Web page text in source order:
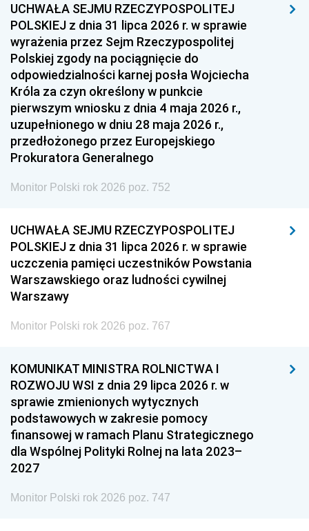
UCHWAŁA SEJMU RZECZYPOSPOLITEJ
POLSKIEJ z dnia 31 lipca 2026 r. w sprawie
wyrażenia przez Sejm Rzeczypospolitej
Polskiej zgody na pociągnięcie do
odpowiedzialności karnej posła Wojciecha
Króla za czyn określony w punkcie
pierwszym wniosku z dnia 4 maja 2026 r.,
uzupełnionego w dniu 28 maja 2026 r.,
przedłożonego przez Europejskiego
Prokuratora Generalnego
Monitor Polski rok 2026 poz. 752
UCHWAŁA SEJMU RZECZYPOSPOLITEJ
POLSKIEJ z dnia 31 lipca 2026 r. w sprawie
uczczenia pamięci uczestników Powstania
Warszawskiego oraz ludności cywilnej
Warszawy
Monitor Polski rok 2026 poz. 767
KOMUNIKAT MINISTRA ROLNICTWA I
ROZWOJU WSI z dnia 29 lipca 2026 r. w
sprawie zmienionych wytycznych
podstawowych w zakresie pomocy
finansowej w ramach Planu Strategicznego
dla Wspólnej Polityki Rolnej na lata 2023–
2027
Monitor Polski rok 2026 poz. 747